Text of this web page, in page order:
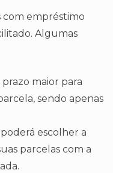
com empréstimo
Algumas
maior para
sendo apenas
escolher a
parcelas com a